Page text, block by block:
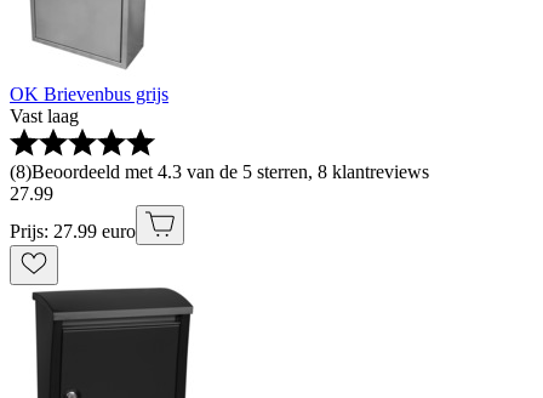
OK Brievenbus grijs
Vast laag
(8)Beoordeeld met 4.3 van de 5 sterren, 8 klantreviews
27.99
Prijs: 27.99 euro